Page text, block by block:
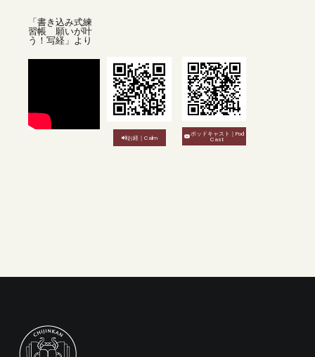
「書き込み式練
習帳 願いが叶
う！写経」より
お経｜Calm
ポッドキャスト｜Pod
Cast